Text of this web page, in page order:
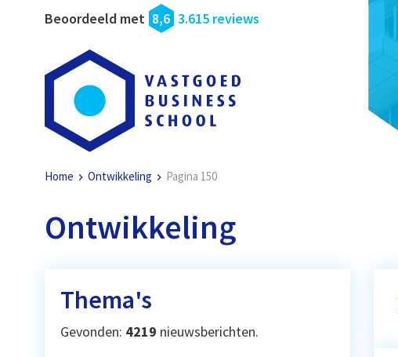
Beoordeeld met 8,6 3.615 reviews
Home Ontwikkeling Pagina 150
Ontwikkeling
Thema's
Gevonden: 4219 nieuwsberichten.